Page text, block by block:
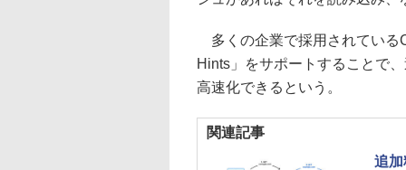
多くの企業で採用されている
Hints」をサポートすることで
高速化できるという。
関連記事
追